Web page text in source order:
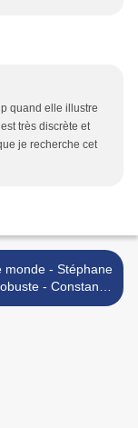
quand elle illustre
très discrète et
je recherche cet
monde - Stéphane
- Constance
Meyer >